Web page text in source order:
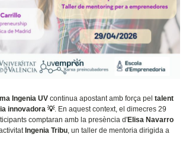
Ingenia UVcontinua apostant amb força peltalent
innovadora💡. En aquest context, el dimecres 29
comptaran amb la presència d'Elisa Navarro
Ingenia Tribu, un taller de mentoria dirigida a